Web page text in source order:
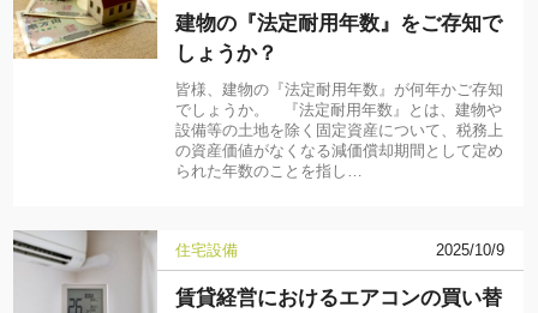
建物の『法定耐用年数』をご存知で
しょうか？
皆様、建物の『法定耐用年数』が何年かご存知
でしょうか。 『法定耐用年数』とは、建物や
設備等の土地を除く固定資産について、税務上
の資産価値がなくなる減価償却期間として定め
られた年数のことを指し…
住宅設備 2025/10/9
賃貸経営におけるエアコンの買い替